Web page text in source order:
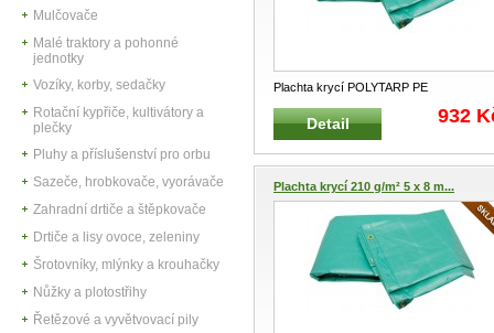
Mulčovače
Malé traktory a pohonné
jednotky
Vozíky, korby, sedačky
Rotační kypřiče, kultivátory a
plečky
Pluhy a příslušenství pro orbu
Sazeče, hrobkovače, vyorávače
Zahradní drtiče a štěpkovače
Drtiče a lisy ovoce, zeleniny
Šrotovníky, mlýnky a krouhačky
Nůžky a plotostřihy
Řetězové a vyvětvovací pily
Plachta krycí POLYTARP PE
víceúčelová Vhodná pro zemědělství,
dopra...
Detail 932
Plachta krycí 210 g/m² 5 x 8 m...